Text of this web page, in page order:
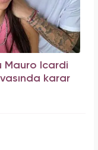
Mauro Icardi
karar